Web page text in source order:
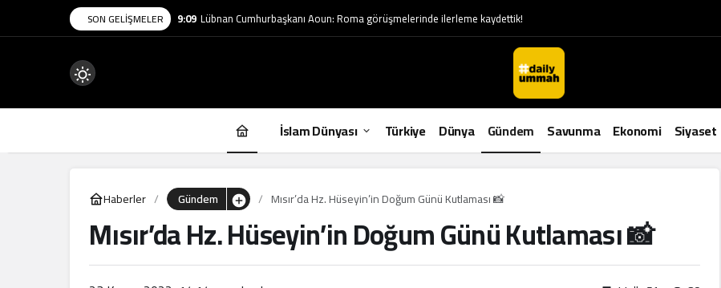
SON GELIŞMELER 9:09 Lübnan Cumhurbaşkanı Aoun: Roma görüşmelerinde ilerleme kaydettik!
Mod
değiştir
İslam Dünyası Türkiye Dünya Gündem Savunma Ekonomi Siyaset
Haberler Gündem Mısır’da Hz. Hüseyin’in Doğum Günü Kutlaması 📸
Mısır’da Hz. Hüseyin’in Doğum Günü Kutlaması 📸